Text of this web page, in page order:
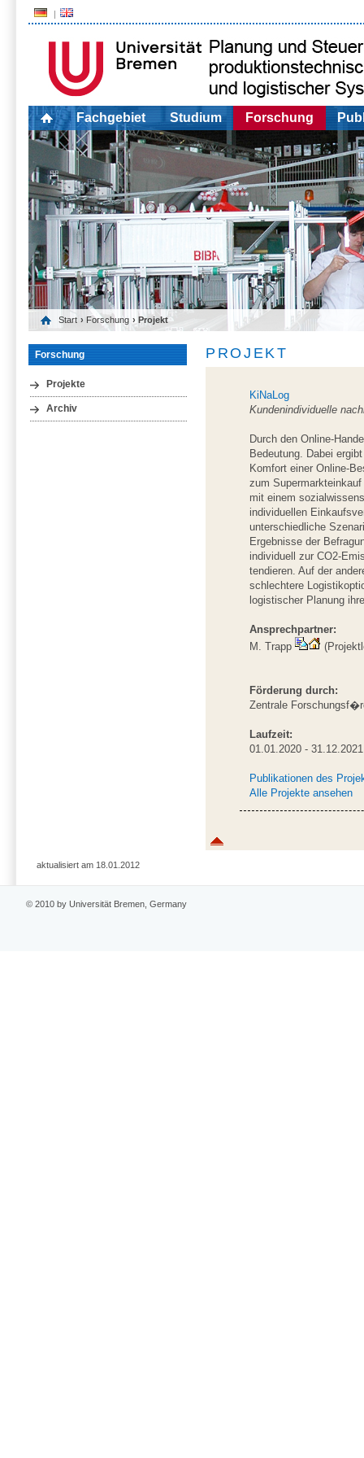
Fachgebiet Studium Forschung
Start › Forschung › Projekt
Forschung
Projekte
Archiv
PROJEKT
KiNaLog
Kundenindividuelle
Durch den Online-
Bedeutung. Dabei
Komfort einer Online-
zum
mit einem
individuellen
unterschiedliche
Ergebnisse der
individuell zur CO2-
tendieren. Auf der
schlechtere
logistischer Planung
Ansprechpartner:
M. Trapp
Förderung durch:
Zentrale
Laufzeit:
01.01.2020 - 31.12.2021
Publikationen des
Alle Projekte ansehen
aktualisiert am 18.01.2012
© 2010 by Universität Bremen, Germany